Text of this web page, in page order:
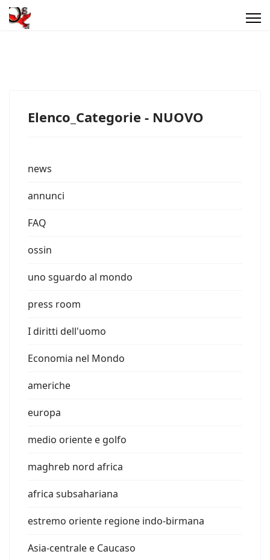
Elenco_Categorie - NUOVO
news
annunci
FAQ
ossin
uno sguardo al mondo
press room
I diritti dell'uomo
Economia nel Mondo
americhe
europa
medio oriente e golfo
maghreb nord africa
africa subsahariana
estremo oriente regione indo-birmana
Asia-centrale e Caucaso